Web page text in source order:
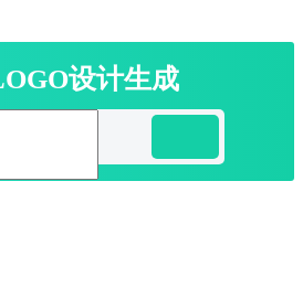
设计生成